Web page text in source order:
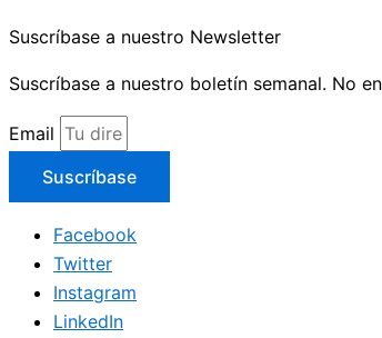
Suscríbase a nuestro Newsletter
Suscríbase a nuestro boletín semanal. No
Email
Suscríbase
Facebook
Twitter
Instagram
LinkedIn